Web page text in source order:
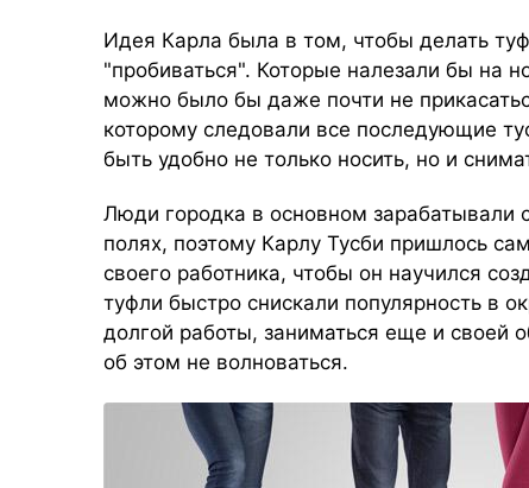
Идея Карла была в том, чтобы делать
"пробиваться". Которые налезали бы на
можно было бы даже почти не
которому следовали все последующие
быть удобно не только носить, но и
Люди городка в основном зарабатывали
полях, поэтому Карлу Тусби пришлось
своего работника, чтобы он научился
туфли быстро снискали популярность в
долгой работы, заниматься еще и своей
об этом не волноваться.